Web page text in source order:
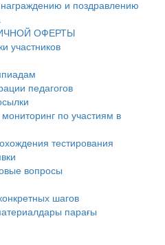
и поздравлению
ОФЕРТЫ
участников
педагогов
по участиям в
тестирования
вопросы
шагов
парағы